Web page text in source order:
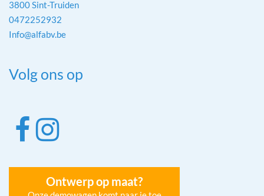
3800 Sint-Truiden
0472252932
Info@alfabv.be
Volg ons op
Ontwerp op maat?